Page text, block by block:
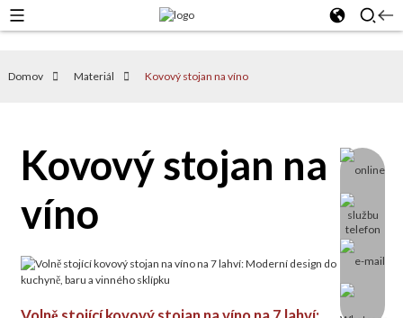
Domov Materiál Kovový stojan na víno
Kovový stojan na
víno